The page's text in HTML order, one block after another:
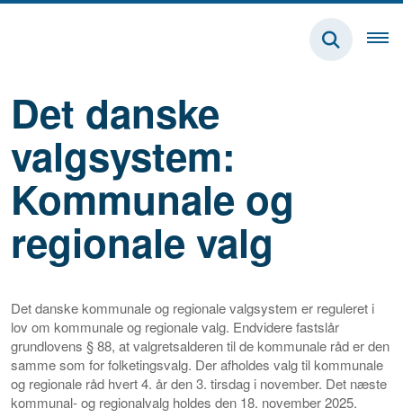
Det danske
valgsystem:
Kommunale og
regionale valg
Det danske kommunale og regionale valgsystem er reguleret i
lov om kommunale og regionale valg. Endvidere fastslår
grundlovens § 88, at valgretsalderen til de kommunale råd er den
samme som for folketingsvalg. Der afholdes valg til kommunale
og regionale råd hvert 4. år den 3. tirsdag i november. Det næste
kommunal- og regionalvalg holdes den 18. november 2025.